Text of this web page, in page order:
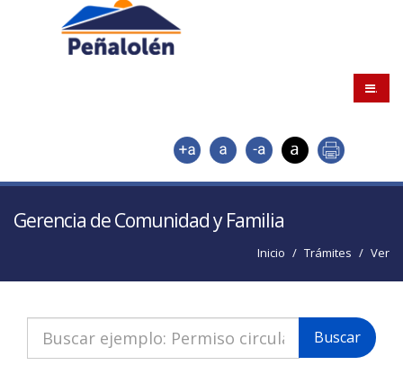
.
Gerencia de Comunidad y Familia
Inicio Trámites Ver
Buscar